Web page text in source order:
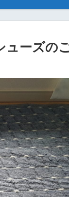
ューズの